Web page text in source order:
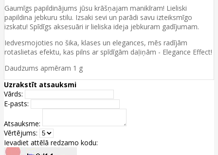
Gaumīgs papildinājums jūsu krāšņajam manikīram! Lieliski
papildina jebkuru stilu. Izsaki sevi un parādi savu izteiksmīgo
izskatu! Spīdīgs aksesuāri ir lieliska ideja jebkuram gadījumam.
Iedvesmojoties no šika, klases un elegances, mēs radījām
rotaslietas efektu, kas pilns ar spīdīgām daļiņām - Elegance Effect!
Daudzums apmēram 1 g
Uzrakstīt atsauksmi
Vārds:
E-pasts:
Atsauksme:
Vērtējums:
Ievadiet attēlā redzamo kodu: